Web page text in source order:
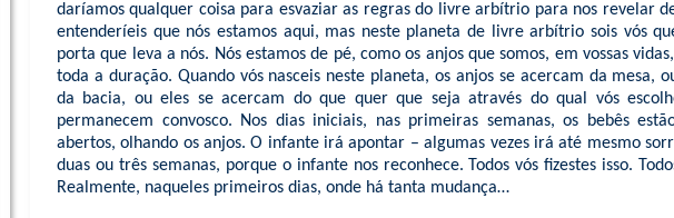
daríamos qualquer coisa para esvaziar as regras do livre arbítrio para nos revelar
entenderíeis que nós estamos aqui, mas neste planeta de livre arbítrio sois vós
porta que leva a nós. Nós estamos de pé, como os anjos que somos, em vossas
toda a duração. Quando vós nasceis neste planeta, os anjos se acercam da mesa,
da bacia, ou eles se acercam do que quer que seja através do qual vós
permanecem convosco. Nos dias iniciais, nas primeiras semanas, os bebês
abertos, olhando os anjos. O infante irá apontar – algumas vezes irá até mesmo
duas ou três semanas, porque o infante nos reconhece. Todos vós fizestes isso.
Realmente, naqueles primeiros dias, onde há tanta mudança…